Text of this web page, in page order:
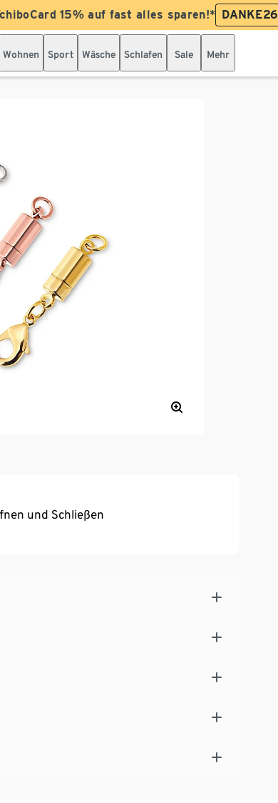
15% auf fast alles sparen!* DANKE26
Wohnen Sport Wäsche Schlafen Sale Mehr
und Schließen